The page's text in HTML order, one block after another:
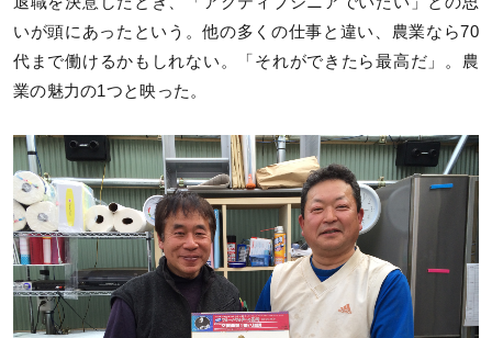
いが頭にあったという。他の多くの仕事と違い、農業なら70
代まで働けるかもしれない。「それができたら最高だ」。農
業の魅力の1つと映った。